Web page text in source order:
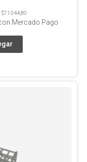
$71.044,80
Mercado Pago